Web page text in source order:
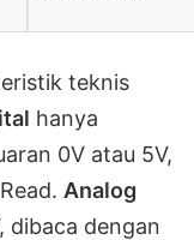
teknis
hanya
0V atau 5V,
Analog
dibaca dengan